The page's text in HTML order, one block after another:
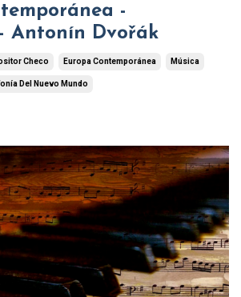
-
Antonín Dvořák
Checo Europa Contemporánea Música
Del Nuevo Mundo